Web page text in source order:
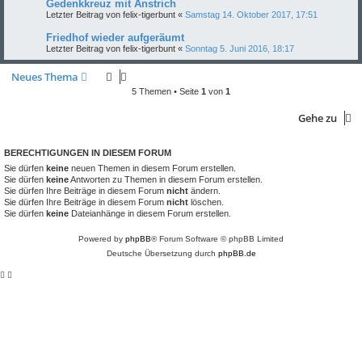
Gedenkkreuz mit Anstrich
Letzter Beitrag von felix-tigerbunt « Samstag 14. Oktober 2017, 17:51
Friedhof wieder aufgeräumt
Letzter Beitrag von felix-tigerbunt « Sonntag 5. Juni 2016, 18:17
Neues Thema
5 Themen • Seite 1 von 1
Gehe zu
BERECHTIGUNGEN IN DIESEM FORUM
Sie dürfen keine neuen Themen in diesem Forum erstellen.
Sie dürfen keineAntworten zu Themen in diesem Forum erstellen.
Sie dürfen Ihre Beiträge in diesem Forum nicht ändern.
Sie dürfen Ihre Beiträge in diesem Forum nicht löschen.
Sie dürfen keine Dateianhänge in diesem Forum erstellen.
Powered by phpBB® Forum Software © phpBB Limited
Deutsche Übersetzung durch phpBB.de